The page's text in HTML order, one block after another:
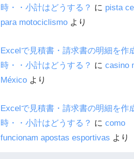
時・・小計はどうする？ に pista
para motociclismo より
Excelで見積書・請求書の明細を作
時・・小計はどうする？ に casino
México より
Excelで見積書・請求書の明細を作
時・・小計はどうする？ に como
funcionam apostas esportivas より